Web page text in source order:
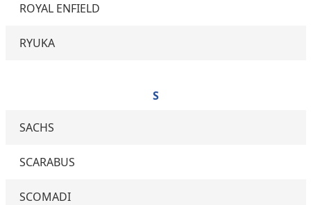
ROYAL ENFIELD
RYUKA
S
SACHS
SCARABUS
SCOMADI